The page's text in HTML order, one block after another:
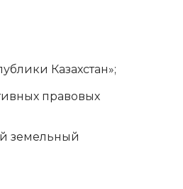
Казахстан»;
правовых
земельный